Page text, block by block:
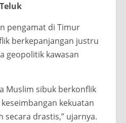
pengamat di Timur
berkepanjangan justru
geopolitik kawasan
Muslim sibuk berkonflik
kekuatan
secara drastis,” ujarnya.